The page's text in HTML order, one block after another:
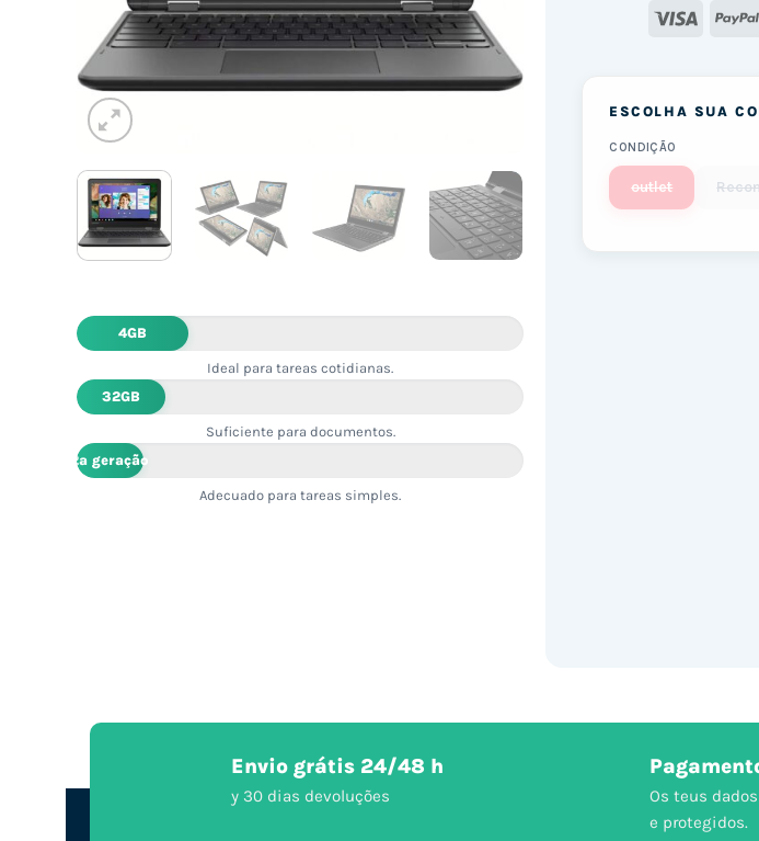
4GB
Ideal para tareas cotidianas.
32GB
Suficiente para documentos.
2ª geração
Adecuado para tareas simples.
Visa
ESCOLHA SUA
CONDIÇÃO
outlet
Envio grátis 24/48 h
y 30 dias devoluções
Os teus
e protegidos.